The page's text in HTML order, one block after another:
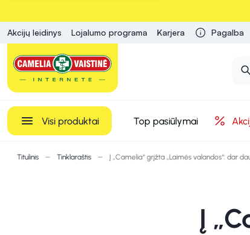
Akcijų leidinys Lojalumo programa Karjera Pagalba
Visi produktai Top pasiūlymai
Titulinis Tinklaraštis Į „Camelia“ grįžta „Laimės valandos“: dar
Į